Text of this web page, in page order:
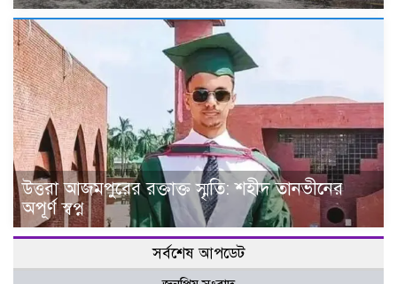
উত্তরা আজমপুরের রক্তাক্ত স্মৃতি: শহীদ তানভীনের
অপূর্ণ স্বপ্ন
সর্বশেষ আপডেট